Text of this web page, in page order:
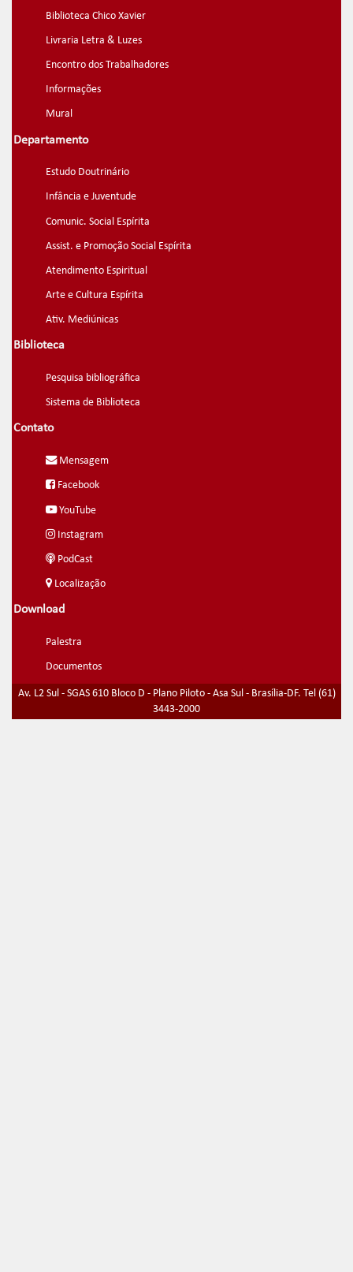
Biblioteca Chico Xavier
Livraria Letra & Luzes
Encontro dos Trabalhadores
Informações
Mural
Departamento
Estudo Doutrinário
Infância e Juventude
Comunic. Social Espírita
Assist. e Promoção Social Espírita
Atendimento Espiritual
Arte e Cultura Espírita
Ativ. Mediúnicas
Biblioteca
Pesquisa bibliográfica
Sistema de Biblioteca
Contato
Mensagem
Facebook
YouTube
Instagram
PodCast
Localização
Download
Palestra
Documentos
Av. L2 Sul - SGAS 610 Bloco D - Plano Piloto - Asa Sul - Brasília-DF. Tel (61)
3443-2000